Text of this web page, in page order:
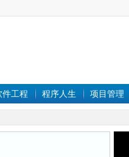
件工程 程序人生 项目管理